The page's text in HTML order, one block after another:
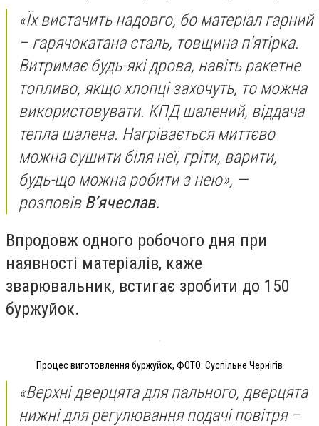
«Їх вистачить надовго, бо матеріал гарний
– гарячокатана сталь, товщина п’ятірка.
Витримає будь-які дрова, навіть ракетне
топливо, якщо хлопці захочуть, то можна
використовувати. КПД шалений, віддача
тепла шалена. Нагрівається миттєво
можна сушити біля неї, гріти, варити,
будь-що можна робити з нею», —
розповів В’ячеслав.
Впродовж одного робочого дня при
наявності матеріалів, каже
зварювальник, встигає зробити до 150
буржуйок.
Процес виготовлення буржуйок, ФОТО: Суспільне Чернігів
«Верхні дверцята для пального, дверцята
нижні для регулювання подачі повітря –